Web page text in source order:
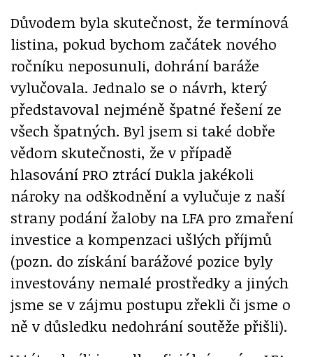
Důvodem byla skutečnost, že termínová
listina, pokud bychom začátek nového
ročníku neposunuli, dohrání baráže
vylučovala. Jednalo se o návrh, který
představoval nejméně špatné řešení ze
všech špatných. Byl jsem si také dobře
vědom skutečnosti, že v případě
hlasování PRO ztrácí Dukla jakékoli
nároky na odškodnění a vylučuje z naší
strany podání žaloby na LFA pro zmaření
investice a kompenzaci ušlých příjmů
(pozn. do získání barážové pozice byly
investovány nemalé prostředky a jiných
jsme se v zájmu postupu zřekli či jsme o
ně v důsledku nedohrání soutěže přišli).